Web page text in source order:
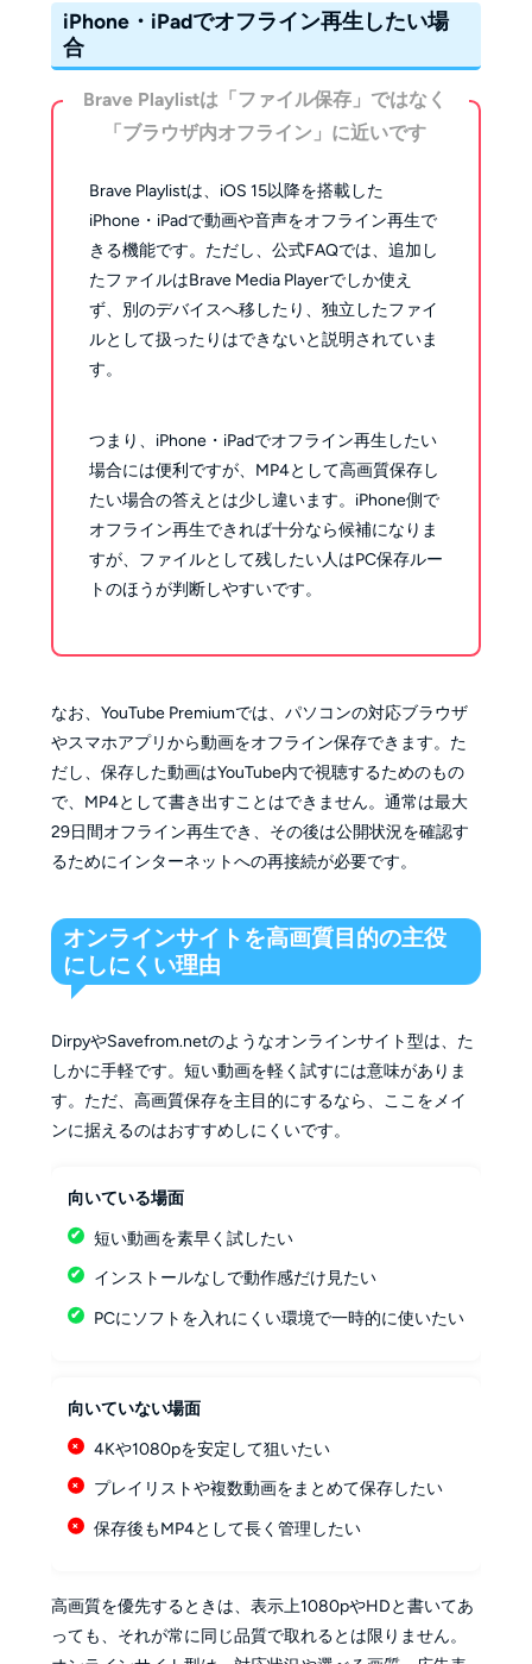
iPhone・iPadでオフライン再生したい場
合
Brave Playlistは「ファイル保存」ではなく
「ブラウザ内オフライン」に近いです
Brave Playlistは、iOS 15以降を搭載した
iPhone・iPadで動画や音声をオフライン再生で
きる機能です。ただし、公式FAQでは、追加し
たファイルはBrave Media Playerでしか使え
ず、別のデバイスへ移したり、独立したファイ
ルとして扱ったりはできないと説明されていま
す。
つまり、iPhone・iPadでオフライン再生したい
場合には便利ですが、MP4として高画質保存し
たい場合の答えとは少し違います。iPhone側で
オフライン再生できれば十分なら候補になりま
すが、ファイルとして残したい人はPC保存ルー
トのほうが判断しやすいです。
なお、YouTube Premiumでは、パソコンの対応ブラウザ
やスマホアプリから動画をオフライン保存できます。た
だし、保存した動画はYouTube内で視聴するためのもの
で、MP4として書き出すことはできません。通常は最大
29日間オフライン再生でき、その後は公開状況を確認す
るためにインターネットへの再接続が必要です。
オンラインサイトを高画質目的の主役
にしにくい理由
DirpyやSavefrom.netのようなオンラインサイト型は、た
しかに手軽です。短い動画を軽く試すには意味がありま
す。ただ、高画質保存を主目的にするなら、ここをメイ
ンに据えるのはおすすめしにくいです。
向いている場面
短い動画を素早く試したい
インストールなしで動作感だけ見たい
PCにソフトを入れにくい環境で一時的に使いたい
向いていない場面
4Kや1080pを安定して狙いたい
プレイリストや複数動画をまとめて保存したい
保存後もMP4として長く管理したい
高画質を優先するときは、表示上1080pやHDと書いてあ
っても、それが常に同じ品質で取れるとは限りません。